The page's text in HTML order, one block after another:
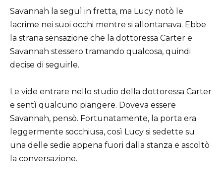
Savannah la seguì in fretta, ma Lucy notò le
lacrime nei suoi occhi mentre si allontanava. Ebbe
la strana sensazione che la dottoressa Carter e
Savannah stessero tramando qualcosa, quindi
decise di seguirle.
Le vide entrare nello studio della dottoressa Carter
e sentì qualcuno piangere. Doveva essere
Savannah, pensò. Fortunatamente, la porta era
leggermente socchiusa, così Lucy si sedette su
una delle sedie appena fuori dalla stanza e ascoltò
la conversazione.